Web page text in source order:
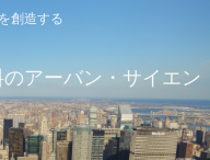
創造する
アーバン・サイエン